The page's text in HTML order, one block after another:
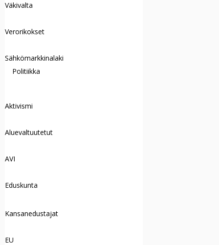
Väkivalta
Verorikokset
Sähkömarkkinalaki
Politiikka
Aktivismi
Aluevaltuutetut
AVI
Eduskunta
Kansanedustajat
EU